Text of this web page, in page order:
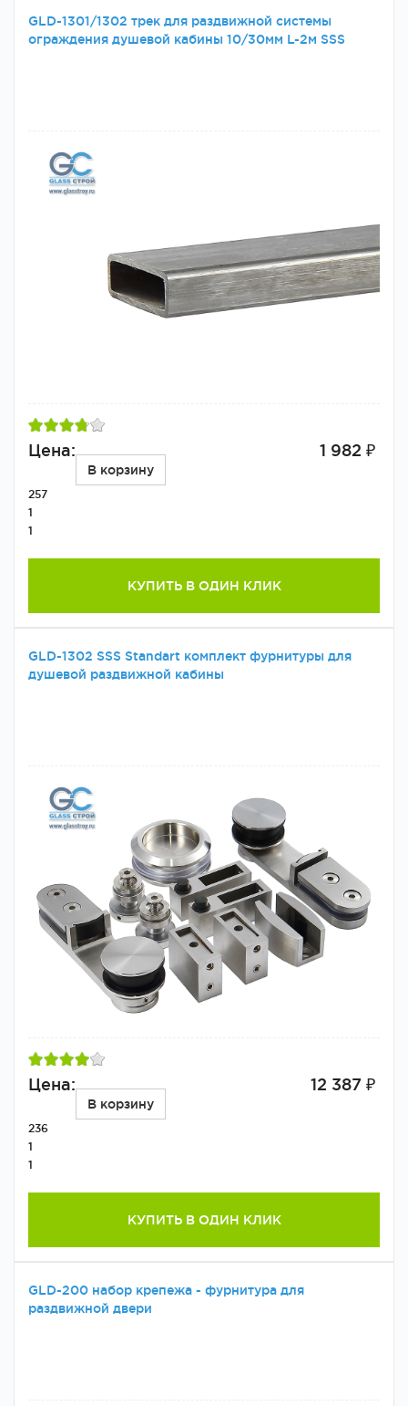
GLD-1301/1302 трек для раздвижной системы
ограждения душевой кабины 10/30мм L-2м SSS
Цена: 1 982 ₽
В корзину
257
1
1
КУПИТЬ В ОДИН КЛИК
GLD-1302 SSS Standart комплект фурнитуры для
душевой раздвижной кабины
Цена: 12 387 ₽
В корзину
236
1
1
КУПИТЬ В ОДИН КЛИК
GLD-200 набор крепежа - фурнитура для
раздвижной двери